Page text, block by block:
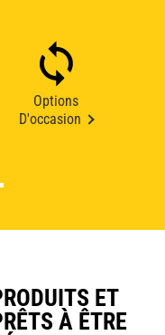
Options
D'occasion
ET
À ÊTRE